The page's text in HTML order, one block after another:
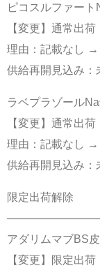
ピコスルファート
【変更】通常出
理由：記載なし →
供給再開見込み：
ラベプラゾールNa
【変更】通常出
理由：記載なし →
供給再開見込み：
限定出荷解除
アダリムマブBS
【変更】限定出